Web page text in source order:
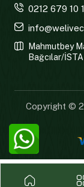
0212 679 10
Mahmutbey
Bağcılar/
Copyright ©